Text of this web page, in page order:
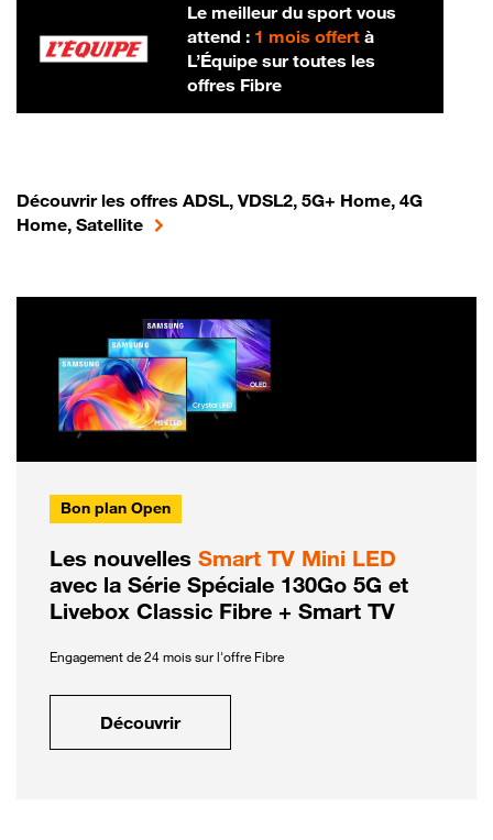
Le meilleur du sport vous
attend : 1 mois offertà
L’Équipe sur toutes les
offres Fibre
Découvrir les offres ADSL, VDSL2, 5G+ Home, 4G
Home, Satellite
Bon plan Open
Les nouvelles Smart TV Mini LED
avec la Série Spéciale 130Go 5G et
Livebox Classic Fibre + Smart TV
Engagement de 24 mois sur l'offre Fibre
Découvrir